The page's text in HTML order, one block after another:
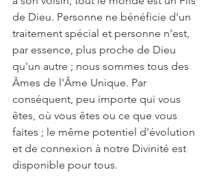
de Dieu. Personne ne bénéficie d'un
traitement spécial et personne n'est,
par essence, plus proche de Dieu
qu'un autre ; nous sommes tous des
Âmes de l'Âme Unique. Par
conséquent, peu importe qui vous
êtes, où vous êtes ou ce que vous
faites ; le même potentiel d'évolution
et de connexion à notre Divinité est
disponible pour tous.